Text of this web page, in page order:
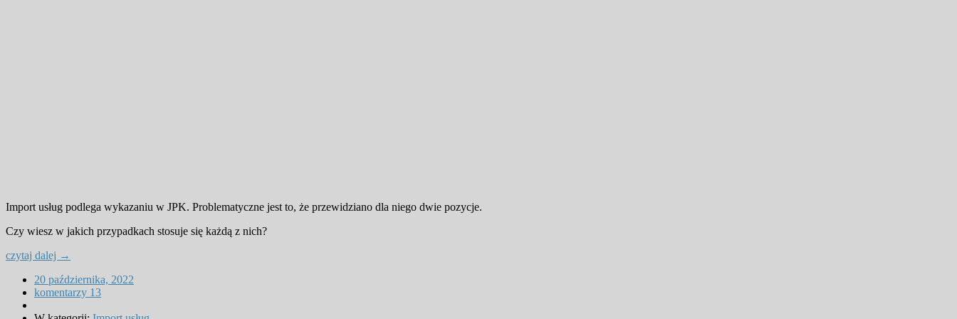
Import usług podlega wykazaniu w JPK. Problematyczne jest to, że przewidziano dla niego dwie pozycje.
Czy wiesz w jakich przypadkach stosuje się każdą z nich?
czytaj dalej →
20 października, 2022
komentarzy 13